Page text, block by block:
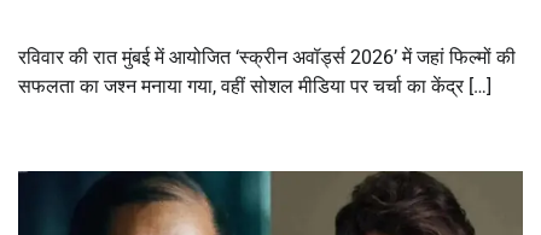
रविवार की रात मुंबई में आयोजित ‘स्क्रीन अवॉर्ड्स 2026’ में जहां फिल्मों की
सफलता का जश्न मनाया गया, वहीं सोशल मीडिया पर चर्चा का केंद्र […]